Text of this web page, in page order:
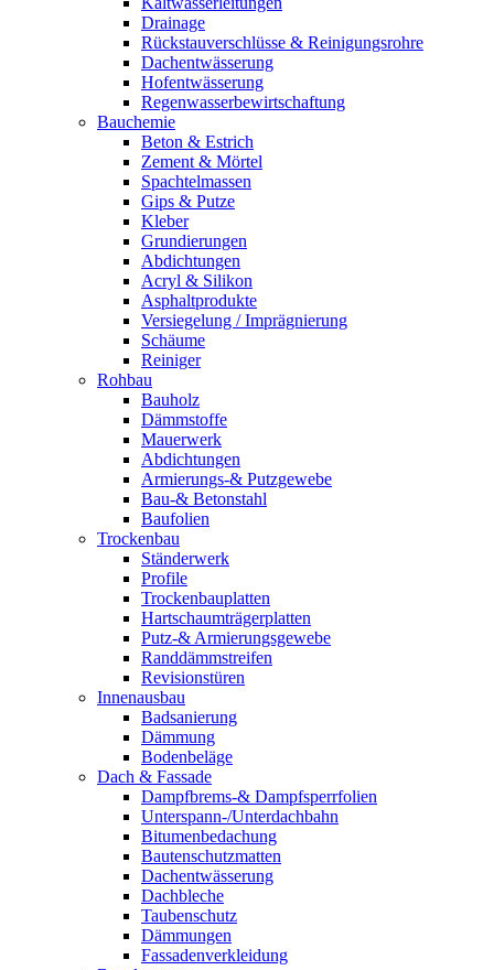
Drainage
Rückstauverschlüsse & Reinigungsrohre
Dachentwässerung
Hofentwässerung
Regenwasserbewirtschaftung
Bauchemie
Beton & Estrich
Zement & Mörtel
Spachtelmassen
Gips & Putze
Kleber
Grundierungen
Abdichtungen
Acryl & Silikon
Asphaltprodukte
Versiegelung / Imprägnierung
Schäume
Reiniger
Rohbau
Bauholz
Dämmstoffe
Mauerwerk
Abdichtungen
Armierungs-& Putzgewebe
Bau-& Betonstahl
Baufolien
Trockenbau
Ständerwerk
Profile
Trockenbauplatten
Hartschaumträgerplatten
Putz-& Armierungsgewebe
Randdämmstreifen
Revisionstüren
Innenausbau
Badsanierung
Dämmung
Bodenbeläge
Dach & Fassade
Dampfbrems-& Dampfsperrfolien
Unterspann-/Unterdachbahn
Bitumenbedachung
Bautenschutzmatten
Dachentwässerung
Dachbleche
Taubenschutz
Dämmungen
Fassadenverkleidung